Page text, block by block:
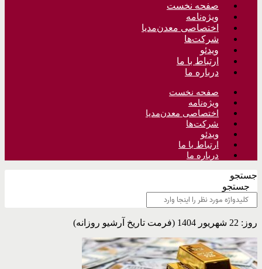
صفحه نخست
ویژه‌نامه
اختصاصی معدن‌مدیا
شرکت‌ها
ویدئو
ارتباط با ما
درباره ما
صفحه نخست
ویژه‌نامه
اختصاصی معدن‌مدیا
شرکت‌ها
ویدئو
ارتباط با ما
درباره ما
جستجو
جستجو
روز: 22 شهریور 1404 (فرمت تاریخ آرشیو روزانه)